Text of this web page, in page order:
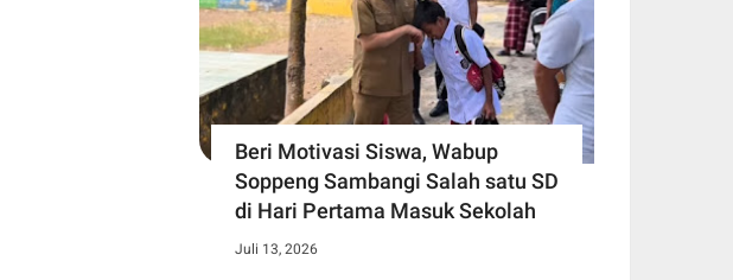
Beri Motivasi Siswa, Wabup
Soppeng Sambangi Salah satu SD
di Hari Pertama Masuk Sekolah
Juli 13, 2026